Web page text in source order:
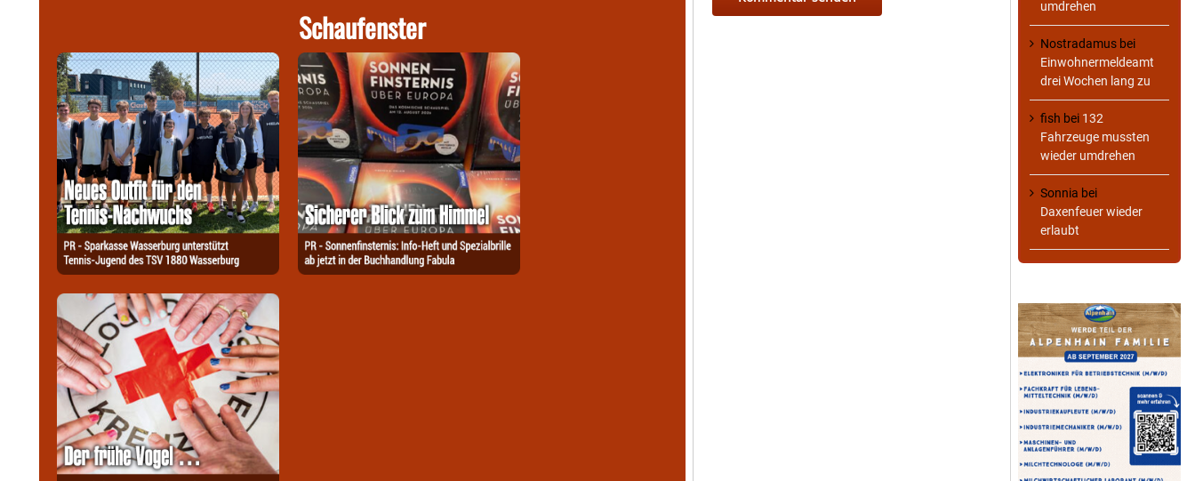
Schaufenster
umdrehen
Nostradamus bei
Einwohnermeldeamt
drei Wochen lang zu
fish bei 132
Fahrzeuge mussten
wieder umdrehen
Sonnia bei
Daxenfeuer wieder
erlaubt